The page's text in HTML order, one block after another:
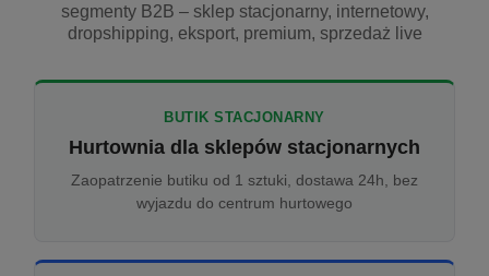
segmenty B2B – sklep stacjonarny, internetowy,
dropshipping, eksport, premium, sprzedaż live
BUTIK STACJONARNY
Hurtownia dla sklepów stacjonarnych
Zaopatrzenie butiku od 1 sztuki, dostawa 24h, bez
wyjazdu do centrum hurtowego